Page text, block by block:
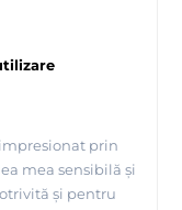
prin
mea sensibilă și
și pentru